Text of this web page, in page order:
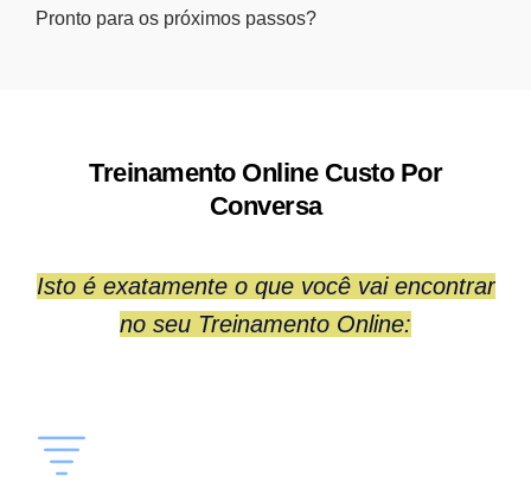
Pronto para os próximos passos?
Treinamento Online Custo Por
Conversa
Isto é exatamente o que você vai encontrar
no seu Treinamento Online: